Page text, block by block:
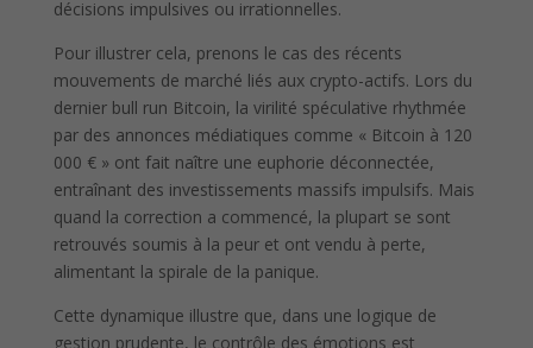
décisions impulsives ou irrationnelles.
Pour illustrer cela, prenons le cas des récents
mouvements de marché liés aux crypto-actifs. Lors du
dernier bull run Bitcoin, la virilité spéculative rhythmée
par des annonces médiatiques comme « Bitcoin à 120
000 € » ont fait naître une euphorie déconnectée,
entraînant des investissements massifs impulsifs. Mais
quand la correction a commencé, la plupart se sont
retrouvés soumis à la peur et ont vendu à perte,
alimentant la spirale de la panique.
Cette dynamique illustre que, dans une logique de
gestion prudente, le contrôle des émotions est